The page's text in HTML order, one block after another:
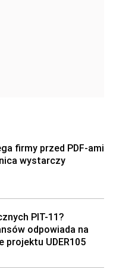
firmy przed PDF-ami
wystarczy
PIT-11?
odpowiada na
UDER105